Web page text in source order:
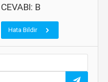
B
Hata Bildir